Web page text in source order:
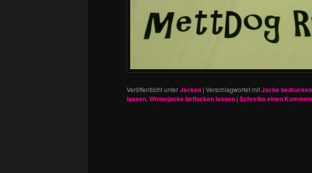
Veröffentlicht unterJacken | Verschlagwortet mitJacke
lassen, Winterjacke beflocken lassen | Schreibe einen